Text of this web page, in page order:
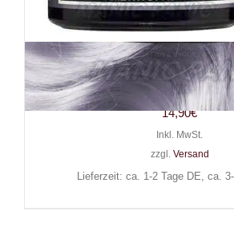
Manic Panic
Amethyst
14,90€
Inkl. MwSt.
zzgl. Versand
Lieferzeit: ca. 1-2 Tage DE, ca.